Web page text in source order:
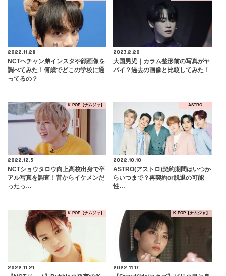
2022.11.28
NCTヘチャン弟インスタや顔画像を
調べてみた！何歳でどこの学校に通
ってるの？
2023.2.20
大国男児｜カラム整形前の写真がヤ
バイ？過去の画像と比較してみた！
K-POP【ナムジャ】
2022.12.5
NCTショウタロウ向上高校出身で卒
アル写真を調査！昔からイケメンだ
ったっ…
ASTRO
2022.10.10
ASTRO(アストロ)契約期間はいつか
らいつまで？再契約or脱退の可能
性…
K-POP【ナムジャ】
2022.11.21
K-POP【ナムジャ】
2022.11.17